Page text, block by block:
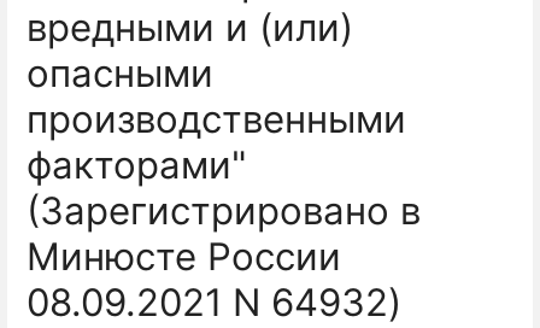
вредными и (или)
опасными
производственными
факторами"
(Зарегистрировано в
Минюсте России
08.09.2021 N 64932)